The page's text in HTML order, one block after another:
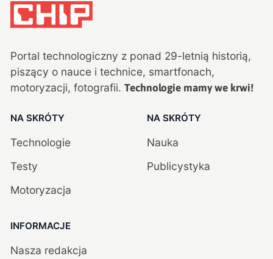
Portal technologiczny z ponad 29-letnią historią,
piszący o nauce i technice, smartfonach,
motoryzacji, fotografii. Technologie mamy we krwi!
NA SKRÓTY
Technologie
Testy
Motoryzacja
NA SKRÓTY
Nauka
Publicystyka
INFORMACJE
Nasza redakcja